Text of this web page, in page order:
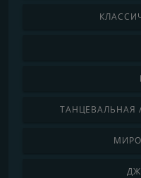
ТАНЦЕВАЛЬНАЯ